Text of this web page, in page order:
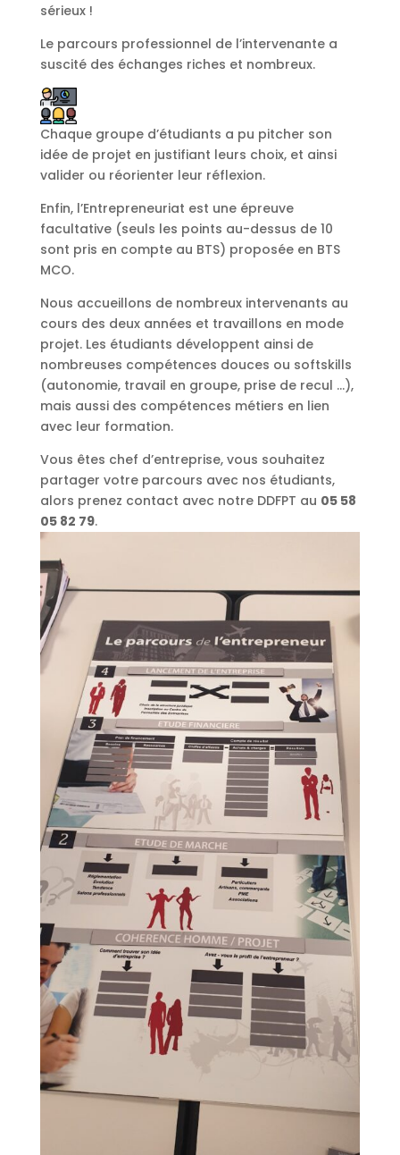
sérieux !
Le parcours professionnel de l’intervenante a
suscité des échanges riches et nombreux.
Chaque groupe d’étudiants a pu pitcher son
idée de projet en justifiant leurs choix, et ainsi
valider ou réorienter leur réflexion.
Enfin, l’Entrepreneuriat est une épreuve
facultative (seuls les points au-dessus de 10
sont pris en compte au BTS) proposée en BTS
MCO.
Nous accueillons de nombreux intervenants au
cours des deux années et travaillons en mode
projet. Les étudiants développent ainsi de
nombreuses compétences douces ou softskills
(autonomie, travail en groupe, prise de recul …),
mais aussi des compétences métiers en lien
avec leur formation.
Vous êtes chef d’entreprise, vous souhaitez
partager votre parcours avec nos étudiants,
alors prenez contact avec notre DDFPT au 05 58
05 82 79.